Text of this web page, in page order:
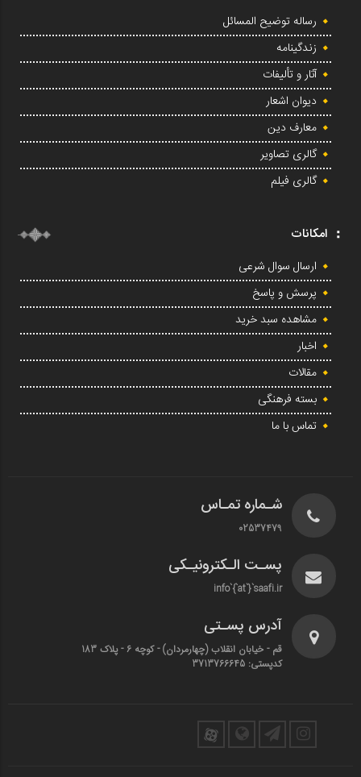
رساله توضیح المسائل
زندگینامه
آثار و تألیفات
دیوان اشعار
معارف دین
گالری تصاویر
گالری فیلم
امکانات
ارسال سوال شرعی
پرسش و پاسخ
مشاهده سبد خرید
اخبار
مقالات
بسته فرهنگی
تماس با ما
شـماره تمـاس
02537479
پسـت الـکترونیـکی
info`{`at`}`saafi.ir
آدرس پسـتی
قم - خیابان انقلاب (چهارمردان)‌ - کوچه 6 - پلاک 183
کدپستی: 3713766645